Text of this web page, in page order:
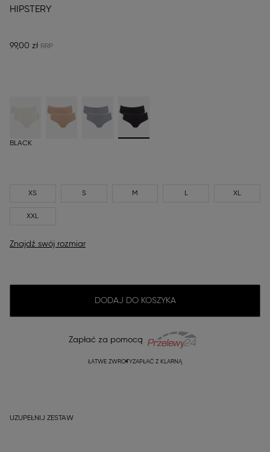
HIPSTERY
99,00 zł
BLACK
XS S M L XL
XXL
Znajdź swój rozmiar
DODAJ DO KOSZYKA
Zapłać za pomocą
ŁATWE ZWROTYZAPŁAĆ Z KLARNĄ
UZUPEŁNIJ ZESTAW